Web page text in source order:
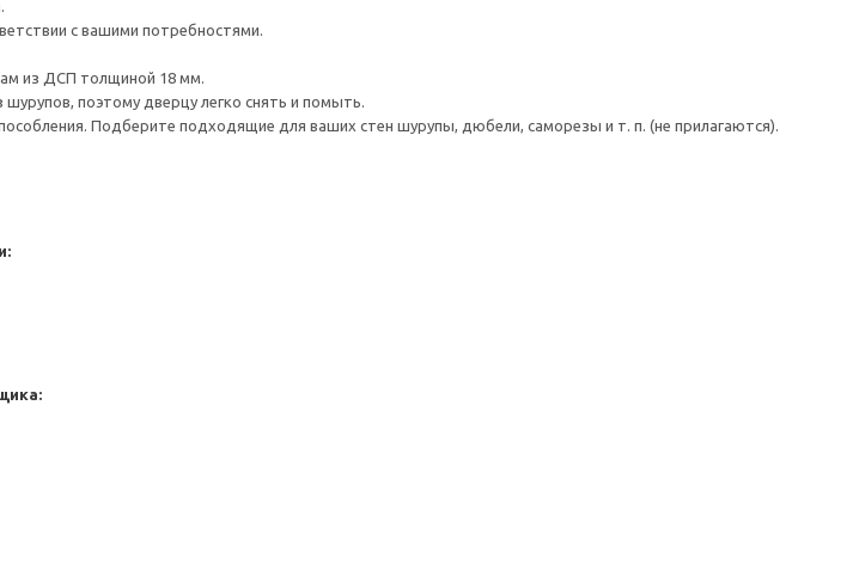
с вашими потребностями.
из ДСП толщиной 18 мм.
поэтому дверцу легко снять и помыть.
Подберите подходящие для ваших стен шурупы, дюбели, саморезы и т. п. (не прилагаются).